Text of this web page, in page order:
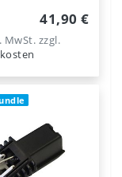
41,90 €
MwSt. zzgl.